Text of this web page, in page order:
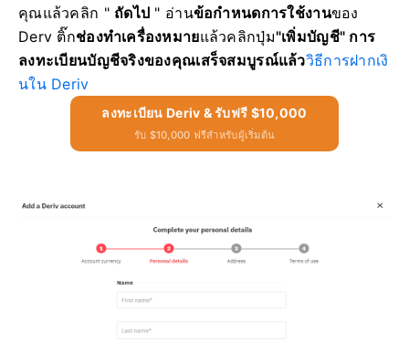
คุณแล้วคลิก " ถัดไป " อ่านข้อกำหนดการใช้งานของ
Derv ติ๊กช่องทำเครื่องหมายแล้วคลิกปุ่ม"เพิ่มบัญชี" การ
ลงทะเบียนบัญชีจริงของคุณเสร็จสมบูรณ์แล้ววิธีการฝากเงิ
นใน Deriv
ลงทะเบียน Deriv & รับฟรี $10,000
รับ $10,000 ฟรีสำหรับผู้เริ่มต้น